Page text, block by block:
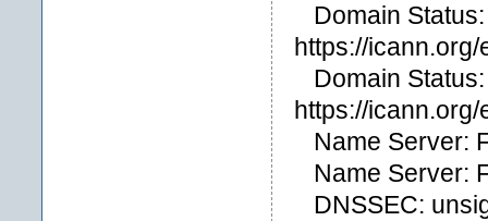
Domain
https://
Domain
https://
Name Server:
Name Server:
DNSSEC: